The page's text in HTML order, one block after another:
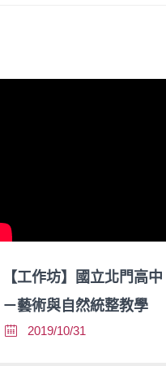
【工作坊】國立北門高中
－藝術與自然統整教學
2019/10/31